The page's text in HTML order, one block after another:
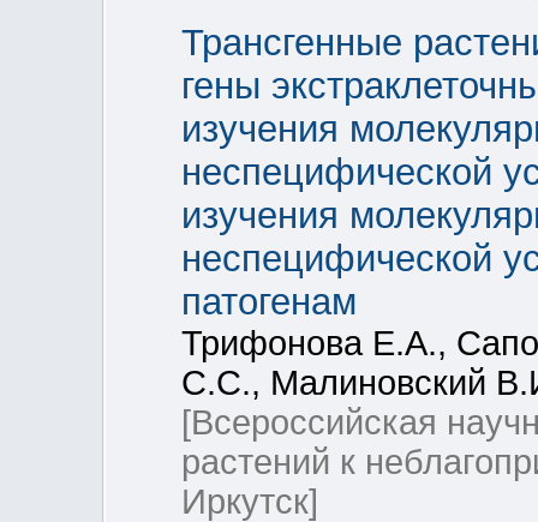
Трансгенные
гены
изучения
неспецифической
изучения
неспецифической
патогенам
Трифонова Е.А.,
С.С., Малиновский
[Всероссийская
растений к
Иркутск]